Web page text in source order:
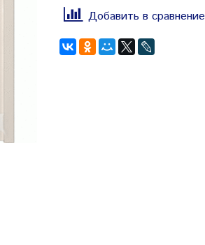
Добавить в сравнение